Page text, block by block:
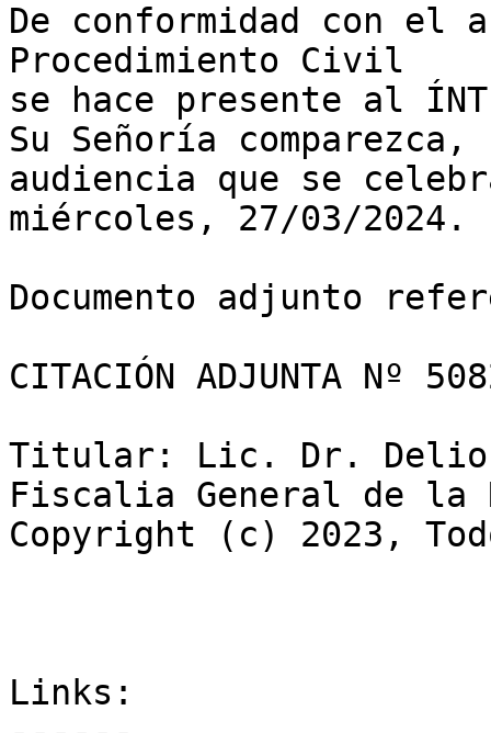
De conformidad con el
Procedimiento Civil
se hace presente al
Su Señoría
audiencia que se
miércoles, 27/03/2024.
Documento adjunto
CITACIÓN ADJUNTA Nº
Titular: Lic. Dr. Delio
Fiscalia General de la
Copyright (c) 2023,
Links: